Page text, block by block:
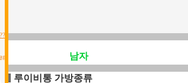
남자
루이비통 가방종류